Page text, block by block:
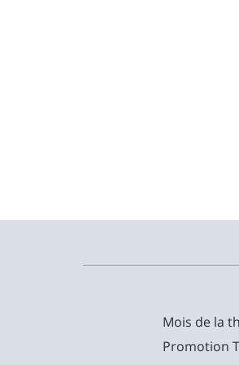
Mois de la
Promotion